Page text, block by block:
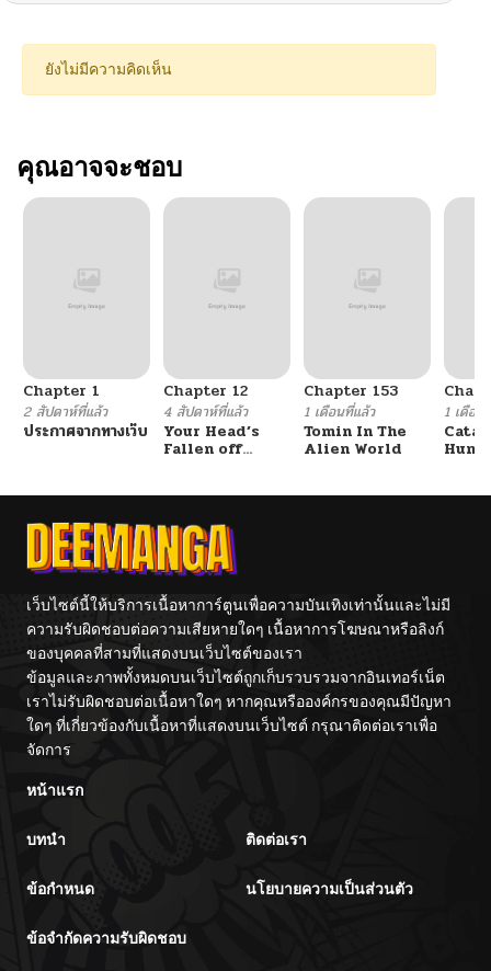
ยังไม่มีความคิดเห็น
คุณอาจจะชอบ
Chapter 1
2 สัปดาห์ที่แล้ว
ประกาศจากทางเว็บ
Chapter 12
4 สัปดาห์ที่แล้ว
Your Head’s
Fallen off
Chapter 153
1 เดือนที่แล้ว
Tomin In The
Alien World
1 เดือน
เว็บไซต์นี้ให้บริการเนื้อหาการ์ตูนเพื่อความบันเทิงเท่านั้นและไม่มี
ความรับผิดชอบต่อความเสียหายใดๆ เนื้อหาการโฆษณาหรือลิงก์
ของบุคคลที่สามที่แสดงบนเว็บไซต์ของเรา
ข้อมูลและภาพทั้งหมดบนเว็บไซต์ถูกเก็บรวบรวมจากอินเทอร์เน็ต
เราไม่รับผิดชอบต่อเนื้อหาใดๆ หากคุณหรือองค์กรของคุณมีปัญหา
ใดๆ ที่เกี่ยวข้องกับเนื้อหาที่แสดงบนเว็บไซต์ กรุณาติดต่อเราเพื่อ
จัดการ
หน้าแรก
บทนำ ติดต่อเรา
ข้อกำหนด นโยบายความเป็นส่วนตัว
ข้อจำกัดความรับผิดชอบ